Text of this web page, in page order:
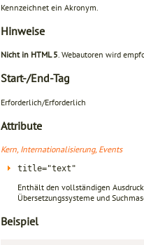
Kennzeichnet ein Akronym.
Hinweise
Nicht in HTML 5. Webautoren wird
Start-/End-Tag
Erforderlich/Erforderlich
Attribute
Kern, Internationalisierung, Events
title="text"
Enthält den vollständigen
Übersetzungssysteme und
Beispiel